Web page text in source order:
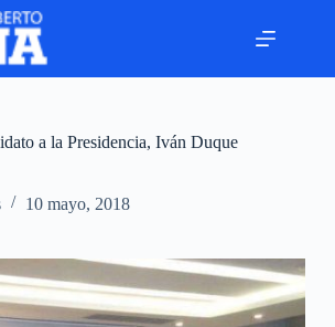
a la Presidencia, Iván Duque
10 mayo, 2018